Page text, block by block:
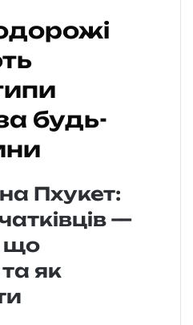
будь-
Пхукет:
—
що
як